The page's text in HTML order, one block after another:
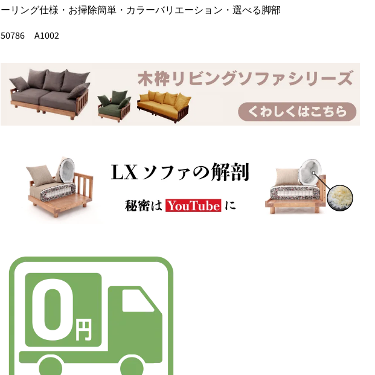
ーリング仕様・お掃除簡単・カラーバリエーション・選べる脚部
50786 A1002